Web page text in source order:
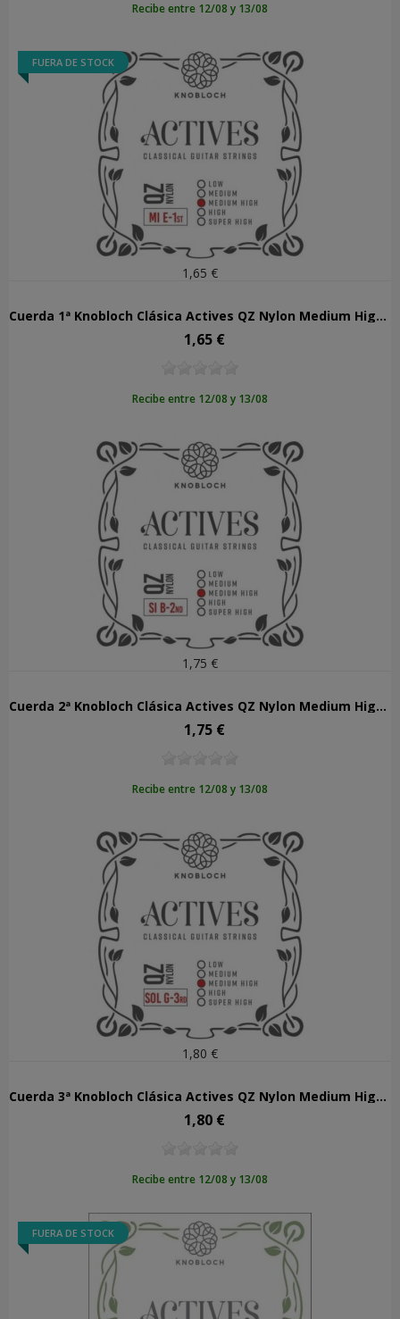
Recibe entre 12/08 y 13/08
FUERA DE STOCK
1,65 €
Cuerda 1ª Knobloch Clásica Actives QZ Nylon Medium High Tens 401AQZ
Precio
1,65 €
Recibe entre 12/08 y 13/08
1,75 €
Cuerda 2ª Knobloch Clásica Actives QZ Nylon Medium High Tens 402AQZ
Precio
1,75 €
Recibe entre 12/08 y 13/08
1,80 €
Cuerda 3ª Knobloch Clásica Actives QZ Nylon Medium High Tens 403AQZ
Precio
1,80 €
Recibe entre 12/08 y 13/08
FUERA DE STOCK